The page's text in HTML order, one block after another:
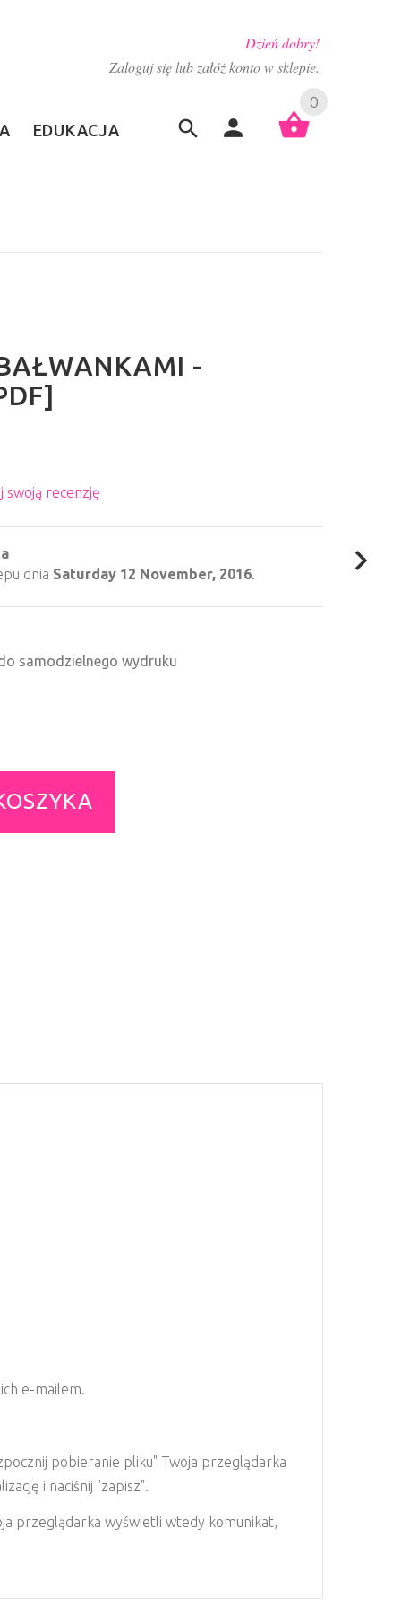
Dzień dobry!
Zaloguj się lub załóż konto w sklepie.
EDUKACJA
0
-
swoją recenzję
dnia Saturday 12 November, 2016
samodzielnego wydruku
e-mailem.
pobieranie pliku" Twoja przeglądarka
i naciśnij "zapisz".
przeglądarka wyświetli wtedy komunikat,